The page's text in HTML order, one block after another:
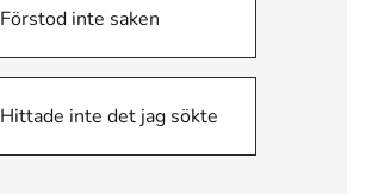
Förstod inte saken
Hittade inte det jag sökte